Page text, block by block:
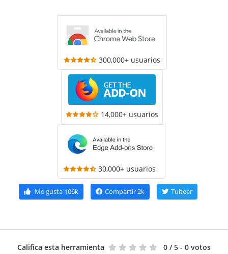
300,000+ usuarios
14,000+ usuarios
30,000+ usuarios
Me gusta106k Compartir2k Tuitear
Califica esta herramienta 0 / 5 - 0 votos